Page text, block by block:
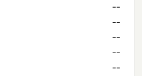
--
--
--
--
--